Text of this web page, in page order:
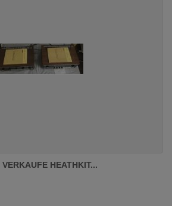
VERKAUFE HEATHKIT...